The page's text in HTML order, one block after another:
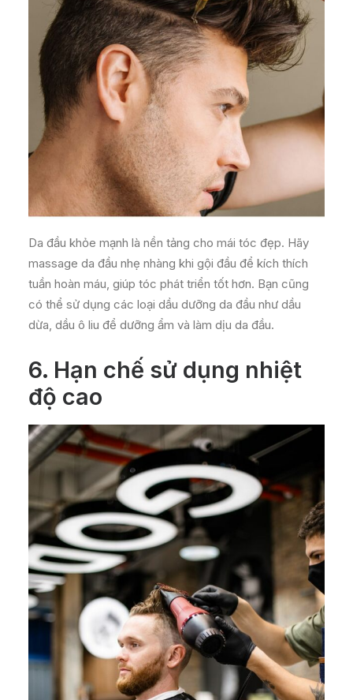
Da đầu khỏe mạnh là nền tảng cho mái tóc đẹp. Hãy
massage da đầu nhẹ nhàng khi gội đầu để kích thích
tuần hoàn máu, giúp tóc phát triển tốt hơn. Bạn cũng
có thể sử dụng các loại dầu dưỡng da đầu như dầu
dừa, dầu ô liu để dưỡng ẩm và làm dịu da đầu.
6. Hạn chế sử dụng nhiệt
độ cao